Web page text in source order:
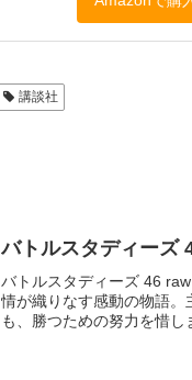
講談社
バトルスタディーズ
バトルスタディーズ 46
情が織りなす感動の物語
も、勝つための努力を惜し